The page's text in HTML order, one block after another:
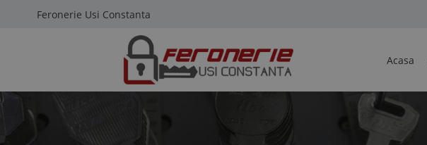
Feronerie Usi Constanta
Acasa